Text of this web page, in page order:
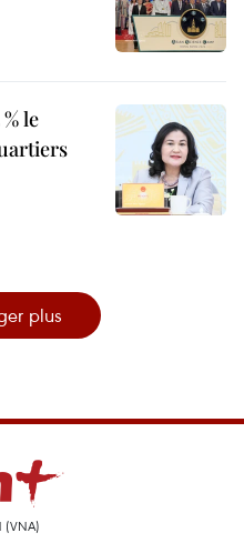
le
plus
(VNA)